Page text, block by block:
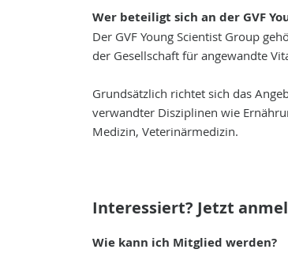
Wer beteiligt sich an der GVF
Der GVF Young Scientist Group
der Gesellschaft für angewandte
Grundsätzlich richtet sich das
verwandter Disziplinen wie
Medizin, Veterinärmedizin.
Interessiert? Jetzt
Wie kann ich Mitglied werden?